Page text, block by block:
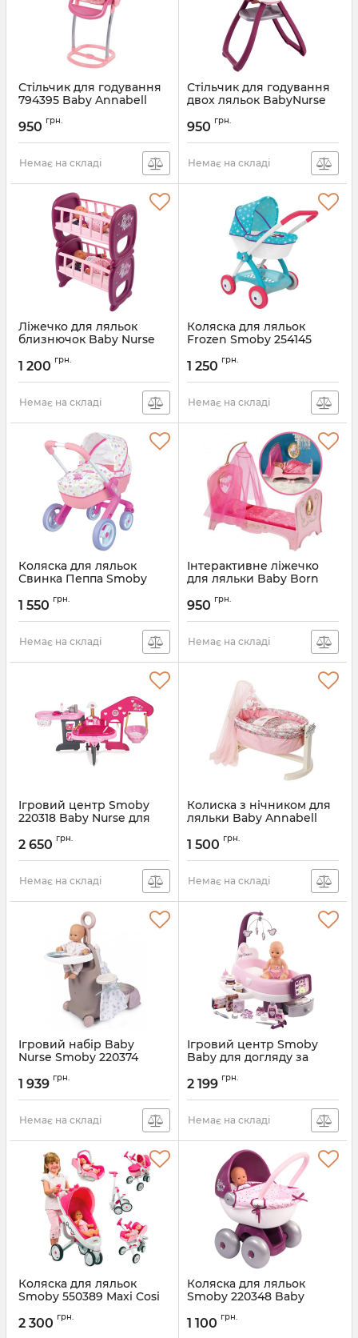
Стільчик для годування
794395 Baby Annabell
Артикул:
950 грн.
Немає на складі
Стільчик для годування
двох ляльок BabyNurse
950 грн.
Немає на складі
Ліжечко для ляльок
близнючок Baby Nurse
1 200 грн.
Немає на складі
Коляска для ляльок
Frozen Smoby 254145
1 250 грн.
Немає на складі
Коляска для ляльок
Свинка Пеппа Smoby
1 550 грн.
Немає на складі
Інтерактивне ліжечко
для ляльки Baby Born
Creation 819562
Артикул:819562
950 грн.
Немає на складі
Ігровий центр Smoby
220318 Baby Nurse для
2 650 грн.
Немає на складі
Колиска з нічником для
ляльки Baby Annabell
Артикул:
1 500 грн.
Немає на складі
Ігровий набір Baby
Nurse Smoby 220374
1 939 грн.
Немає на складі
Ігровий центр Smoby
Baby для догляду за
2 199 грн.
Немає на складі
Коляска для ляльок
Smoby 550389 Maxi Cosi
2 300 грн.
Коляска для ляльок
Smoby 220348 Baby
1 100 грн.